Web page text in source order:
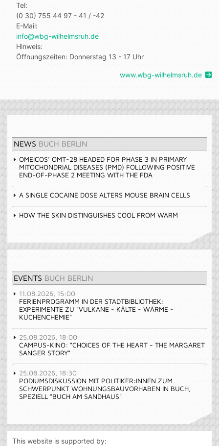
Tel:
(0 30) 755 44 97 - 41 / -42
E-Mail:
info@wbg-wilhelmsruh.de
Hinweis:
Öffnungszeiten: Donnerstag 13 - 17 Uhr
www.wbg-wilhelmsruh.de
NEWS BUCH BERLIN
OMEICOS’ OMT-28 HEADED FOR PHASE 3 IN PRIMARY
MITOCHONDRIAL DISEASES (PMD) FOLLOWING POSITIVE
END-OF-PHASE 2 MEETING WITH THE FDA
A SINGLE COCAINE DOSE ALTERS MOUSE BRAIN CELLS
HOW THE SKIN DISTINGUISHES COOL FROM WARM
EVENTS BUCH BERLIN
11.08.2026, 15:00
FERIENPROGRAMM IN DER STADTBIBLIOTHEK:
EXPERIMENTE ZU "VULKANE - KÄLTE - WÄRME -
KÜCHENCHEMIE"
25.08.2026, 18:00
CAMPUS-KINO: "CHOICES OF THE HEART - THE MARGARET
SANGER STORY"
25.08.2026, 18:30
PODIUMSDISKUSSION MIT POLITIKER:INNEN ZUM
SCHWERPUNKT WOHNUNGSBAUVORHABEN IN BUCH,
SPEZIELL "BUCH AM SANDHAUS"
This website is supported by: